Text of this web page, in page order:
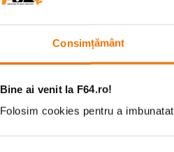
Consimțământ
Bine ai venit la F64.ro!
Folosim cookies pentru a